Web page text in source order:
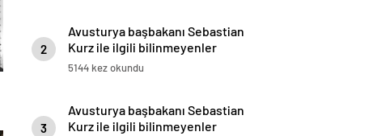
2
Avusturya başbakanı Sebastian
Kurz ile ilgili bilinmeyenler
5144 kez okundu
3
Avusturya başbakanı Sebastian
Kurz ile ilgili bilinmeyenler